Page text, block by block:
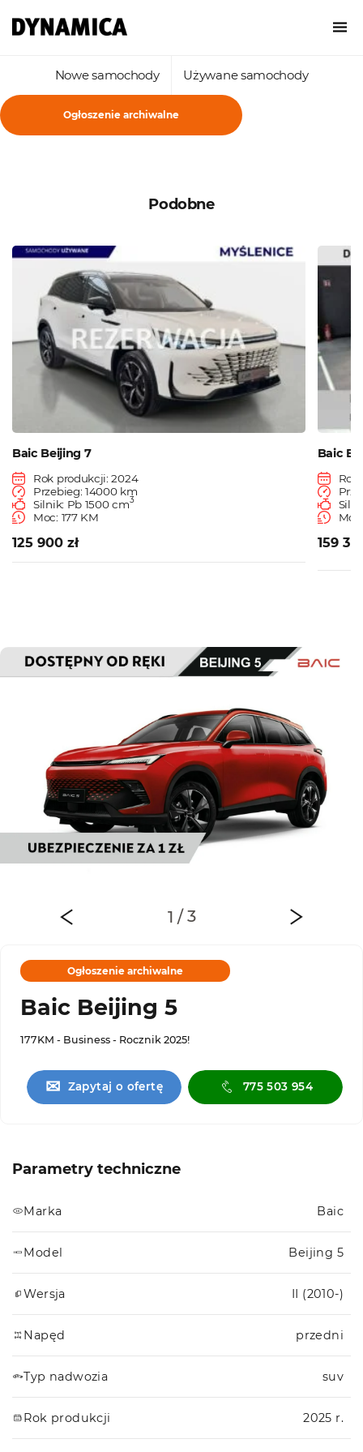
Nowe samochody Używane samochody
Ogłoszenie archiwalne
Podobne
Baic Beijing 7
Rok produkcji: 2024
Przebieg: 14000 km
Silnik: Pb 1500 cm3
Moc: 177 KM
125 900 zł
Baic
Rok
159
Ogłoszenie archiwalne
Baic Beijing 5
177KM - Business - Rocznik 2025!
✉ Zapytaj o ofertę 775 503 954
Parametry techniczne
Marka Baic
Model Beijing 5
Wersja II (2010-)
Napęd przedni
Typ nadwozia suv
Rok produkcji 2025 r.